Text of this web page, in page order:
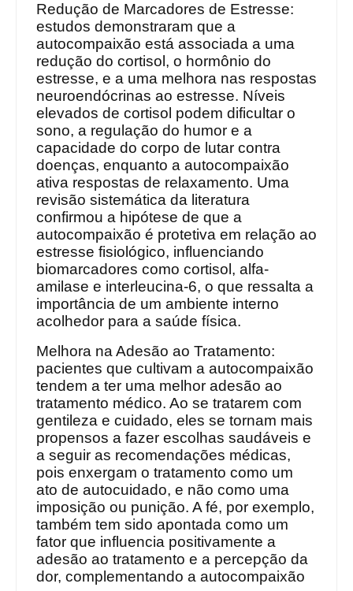
Redução de Marcadores de Estresse:
estudos demonstraram que a
autocompaixão está associada a uma
redução do cortisol, o hormônio do
estresse, e a uma melhora nas respostas
neuroendócrinas ao estresse. Níveis
elevados de cortisol podem dificultar o
sono, a regulação do humor e a
capacidade do corpo de lutar contra
doenças, enquanto a autocompaixão
ativa respostas de relaxamento. Uma
revisão sistemática da literatura
confirmou a hipótese de que a
autocompaixão é protetiva em relação ao
estresse fisiológico, influenciando
biomarcadores como cortisol, alfa-
amilase e interleucina-6, o que ressalta a
importância de um ambiente interno
acolhedor para a saúde física.
Melhora na Adesão ao Tratamento:
pacientes que cultivam a autocompaixão
tendem a ter uma melhor adesão ao
tratamento médico. Ao se tratarem com
gentileza e cuidado, eles se tornam mais
propensos a fazer escolhas saudáveis e
a seguir as recomendações médicas,
pois enxergam o tratamento como um
ato de autocuidado, e não como uma
imposição ou punição. A fé, por exemplo,
também tem sido apontada como um
fator que influencia positivamente a
adesão ao tratamento e a percepção da
dor, complementando a autocompaixão